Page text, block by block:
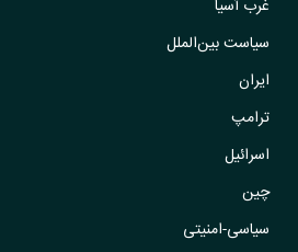
غرب آسیا
سیاست بین‌الملل
ایران
ترامپ
اسرائیل
چین
سیاسی-امنیتی